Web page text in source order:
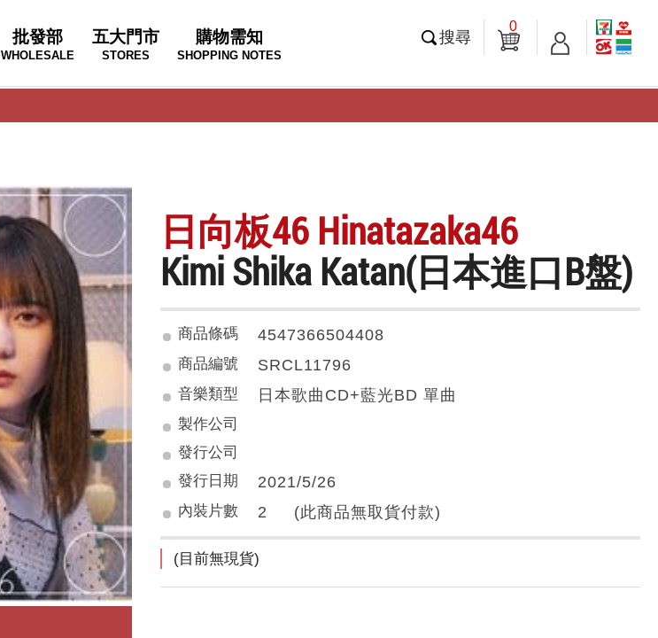
批發部
WHOLESALE
五大門市
STORES
購物需知
SHOPPING NOTES
搜尋
0
日向板46 Hinatazaka46
Kimi Shika Katan(日本進口B盤)
商品條碼 4547366504408
商品編號 SRCL11796
音樂類型 日本歌曲CD+藍光BD 單曲
製作公司
發行公司
發行日期
2021/5/26
內裝片數 2 (此商品無取貨付款)
(目前無現貨)